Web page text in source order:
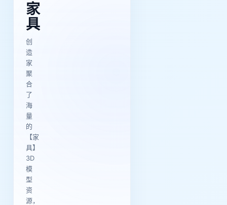
家
具
创
造
家
聚
合
了
海
量
的
【家
具】
3D
模
型
资
源，